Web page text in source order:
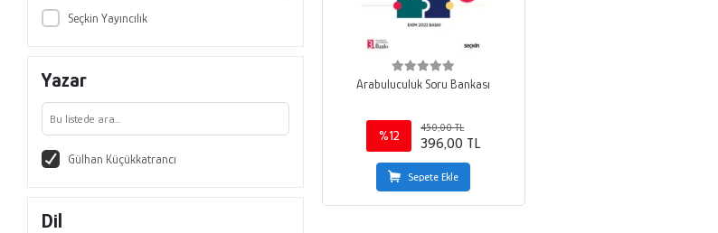
Seçkin Yayıncılık
Yazar
Gülhan Küçükkatrancı
Dil
Arabuluculuk Soru Bankası
%12
450,00 TL
396,00 TL
Sepete Ekle